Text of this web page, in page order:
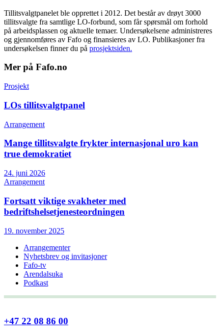
Tillitsvalgtpanelet ble opprettet i 2012. Det består av drøyt 3000
tillitsvalgte fra samtlige LO-forbund, som får spørsmål om forhold
på arbeidsplassen og aktuelle temaer. Undersøkelsene administreres
og gjennomføres av Fafo og finansieres av LO. Publikasjoner fra
undersøkelsen finner du på prosjektsiden.
Mer på Fafo.no
Prosjekt
LOs tillitsvalgtpanel
Arrangement
Mange tillitsvalgte frykter internasjonal uro kan
true demokratiet
24. juni 2026
Arrangement
Fortsatt viktige svakheter med
bedriftshelsetjenesteordningen
19. november 2025
Arrangementer
Nyhetsbrev og invitasjoner
Fafo-tv
Arendalsuka
Podkast
+47 22 08 86 00